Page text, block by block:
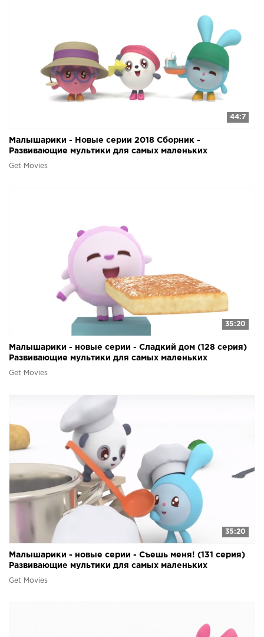
44:7
Малышарики - Новые серии 2018 Сборник -
Развивающие мультики для самых маленьких
Get Movies
35:20
Малышарики - новые серии - Сладкий дом (128 серия)
Развивающие мультики для самых маленьких
Get Movies
35:20
Малышарики - новые серии - Съешь меня! (131 серия)
Развивающие мультики для самых маленьких
Get Movies